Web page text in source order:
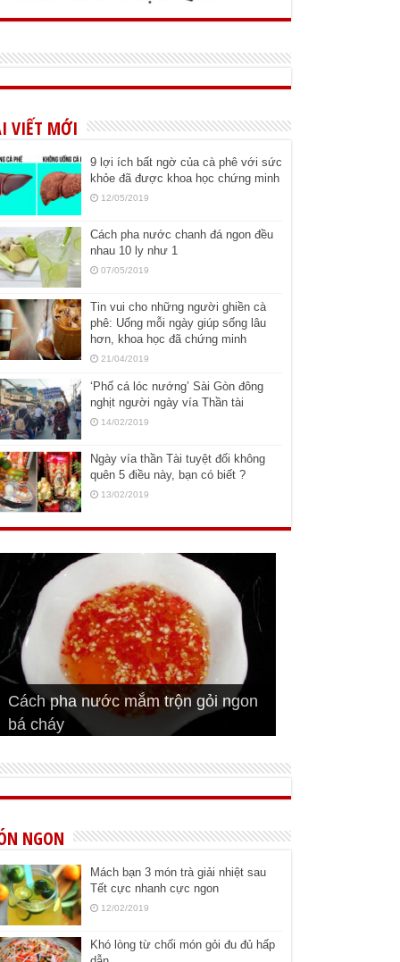
VIẾT MỚI
9 lợi ích bất ngờ của cà phê với sức
khỏe đã được khoa học chứng minh
12/05/2019
Cách pha nước chanh đá ngon đều
nhau 10 ly như 1
07/05/2019
Tin vui cho những người ghiền cà
phê: Uống mỗi ngày giúp sống lâu
hơn, khoa học đã chứng minh
21/04/2019
‘Phố cá lóc nướng’ Sài Gòn đông
nghịt người ngày vía Thần tài
14/02/2019
Ngày vía thần Tài tuyệt đối không
quên 5 điều này, bạn có biết ?
13/02/2019
Cách pha nước mắm trộn gỏi ngon
bá cháy
Bí quyết để chiên đậu hũ giòn ngon
Cách ướp sườn non nướng ngon
đúng vị
Cách ướp thịt heo chiên ngon mềm
Bật mí cách ướp sườn cơm tấm
ngon
NGON
Mách bạn 3 món trà giải nhiệt sau
Tết cực nhanh cực ngon
12/02/2019
Khó lòng từ chối món gỏi đu đủ hấp